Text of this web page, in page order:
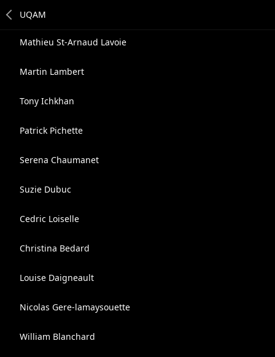
Mathieu St-Arnaud Lavoie
Martin Lambert
Tony Ichkhan
Patrick Pichette
Serena Chaumanet
Suzie Dubuc
Cedric Loiselle
Christina Bedard
Louise Daigneault
Nicolas Gere-lamaysouette
William Blanchard